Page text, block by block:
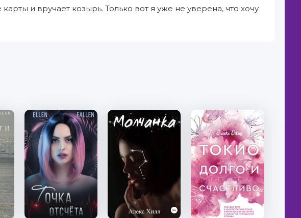
и вручает козырь. Только вот я уже не уверена, что хочу